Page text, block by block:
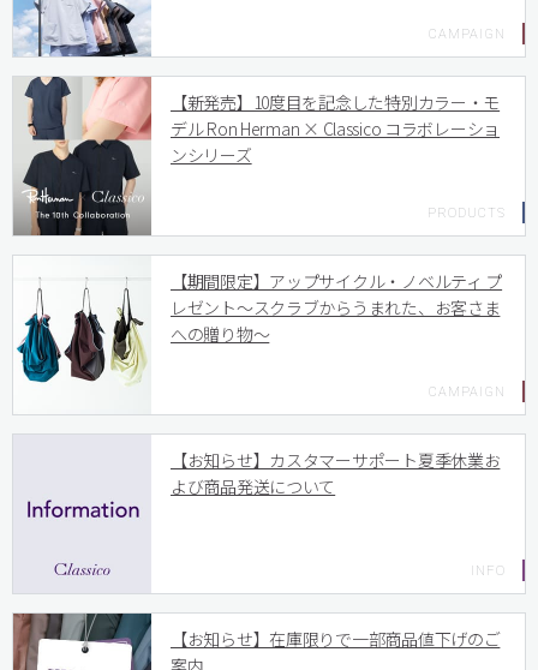
【新発売】10度目を記念した特別カラー・モ
デル Ron Herman × Classico コラボレーショ
ンシリーズ
【期間限定】アップサイクル・ノベルティ プ
レゼント〜スクラブからうまれた、お客さま
への贈り物〜
【お知らせ】カスタマーサポート夏季休業お
よび商品発送について
【お知らせ】在庫限りで一部商品値下げのご